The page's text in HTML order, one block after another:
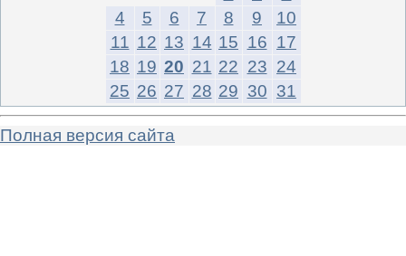
4
5 6 7 8 9
10
11 12 13 14 15 16 17
18 19 20 21 22 23 24
25 26 27 28 29 30 31
Полная версия сайта